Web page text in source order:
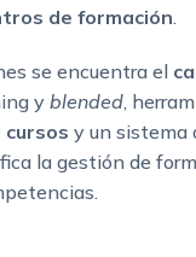
de formación.
se encuentra el
y blended,
y un sistema
la gestión de